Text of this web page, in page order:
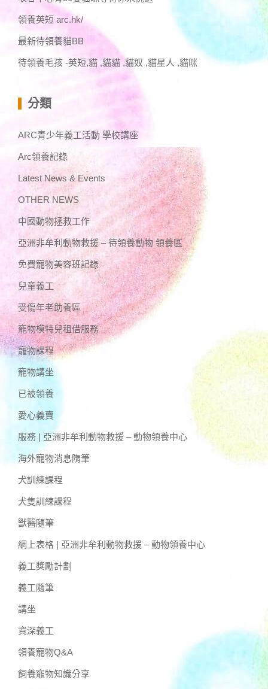
領養英短 arc.hk/
最新待領養貓BB
待領養毛孩 -英短,貓 ,貓貓 ,貓奴 ,貓星人 ,貓咪
分類
ARC青少年義工活動 學校講座
Arc領養記錄
Latest News & Events
OTHER NEWS
中國動物拯救工作
亞洲非牟利動物救援 – 待領養動物 領養區
免費寵物美容班記錄
兒童義工
受傷年老助養區
寵物模特兒租借服務
寵物課程
寵物講坐
已被領養
愛心義賣
服務 | 亞洲非牟利動物救援 – 動物領養中心
海外寵物消息隋筆
犬訓練課程
犬隻訓練課程
獸醫隨筆
網上表格 | 亞洲非牟利動物救援 – 動物領養中心
義工獎勵計劃
義工隨筆
講坐
資深義工
領養寵物Q&A
飼養寵物知識分享